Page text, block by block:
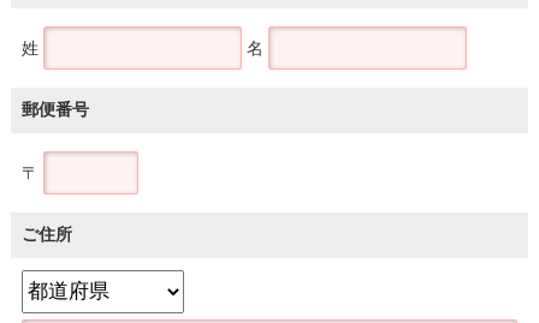
姓 名
郵便番号
〒
ご住所